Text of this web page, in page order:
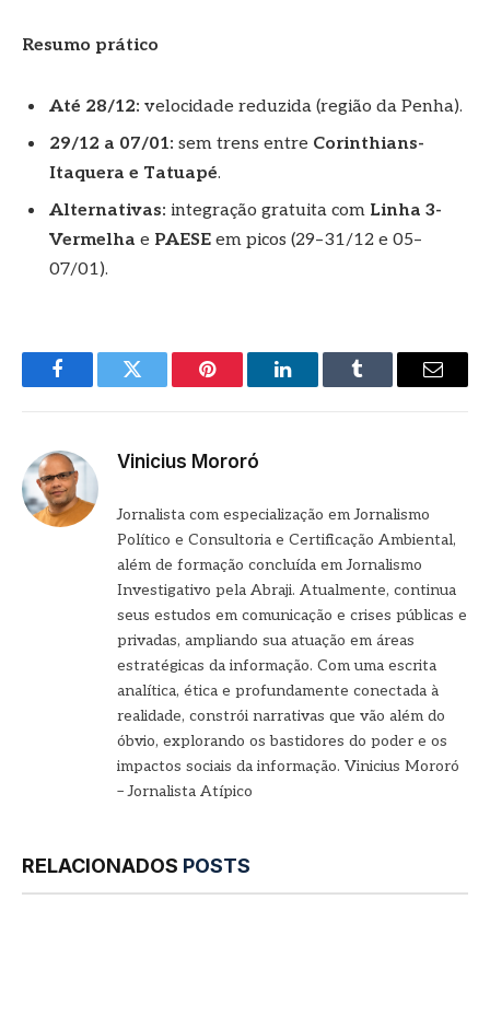
Resumo prático
Até 28/12: velocidade reduzida (região da Penha).
29/12 a 07/01: sem trens entre Corinthians-
Itaquera e Tatuapé.
Alternativas: integração gratuita com Linha 3-
Vermelha e PAESE em picos (29–31/12 e 05–
07/01).
FacebookTwitter Pinterest LinkedInTumblr
E-
Vinicius Mororó
Jornalista com especialização em Jornalismo
Político e Consultoria e Certificação Ambiental,
além de formação concluída em Jornalismo
Investigativo pela Abraji. Atualmente, continua
seus estudos em comunicação e crises públicas e
privadas, ampliando sua atuação em áreas
estratégicas da informação. Com uma escrita
analítica, ética e profundamente conectada à
realidade, constrói narrativas que vão além do
óbvio, explorando os bastidores do poder e os
impactos sociais da informação. Vinicius Mororó
– Jornalista Atípico
RELACIONADOS POSTS